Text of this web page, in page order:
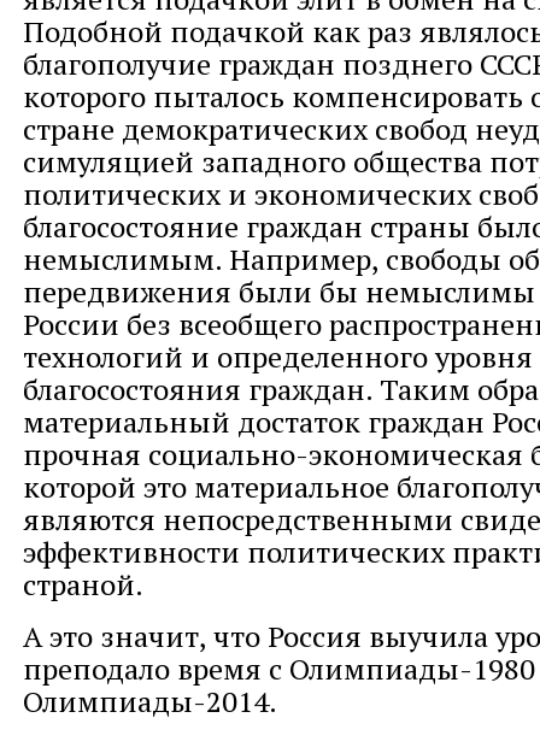
Подобной подачкой как раз
благополучие граждан позднего
которого пыталось компенсировать
стране демократических свобод
симуляцией западного общества
политических и экономических
благосостояние граждан страны
немыслимым. Например, свободы
передвижения были бы немыслимы
России без всеобщего
технологий и определенного уровня
благосостояния граждан. Таким
материальный достаток граждан
прочная социально-экономическая
которой это материальное
являются непосредственными
эффективности политических
страной.
А это значит, что Россия выучила
преподало время с Олимпиады-
Олимпиады-2014.